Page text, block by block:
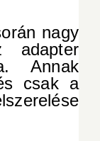
nagy
adapter
Annak
csak a